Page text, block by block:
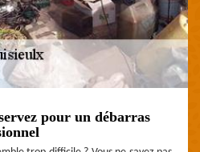
pour un débarras